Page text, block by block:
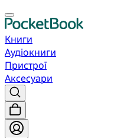
Книги
Аудіокниги
Пристрої
Аксесуари